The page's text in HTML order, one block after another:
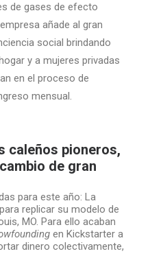
de gases de efecto
añade al gran
social brindando
y a mujeres privadas
en el proceso de
mensual.
caleños pioneros,
de gran
para este año: La
replicar su modelo de
MO. Para ello acaban
en Kickstarter a
dinero colectivamente,